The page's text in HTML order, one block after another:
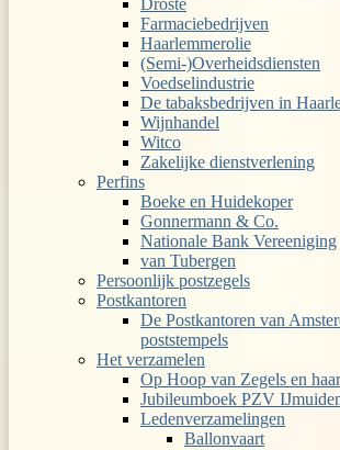
Droste
Farmaciebedrijven
Haarlemmerolie
(Semi-)Overheidsdiensten
Voedselindustrie
De tabaksbedrijven in
Wijnhandel
Witco
Zakelijke dienstverlening
Perfins
Boeke en Huidekoper
Gonnermann & Co.
Nationale Bank Vereeniging
van Tubergen
Persoonlijk postzegels
Postkantoren
De Postkantoren van
poststempels
Het verzamelen
Op Hoop van Zegels en
Jubileumboek PZV
Ledenverzamelingen
Ballonvaart